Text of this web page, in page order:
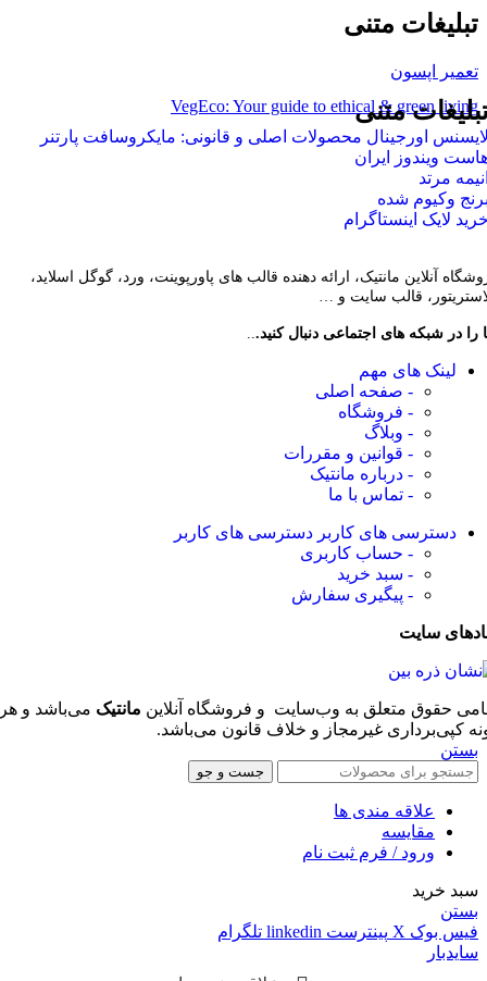
تبلیغات متنی
تعمیر اپسون
VegEco: Your guide to ethical & green living
متنی
اورجینال محصولات اصلی و قانونی: مایکروسافت پارتنر
ویندوز ایران
مرتد
وکیوم شده
لایک اینستاگرام
آنلاین مانتیک، ارائه دهنده قالب های پاورپوینت، ورد، گوگل اسلاید،
قالب سایت و …
را در شبکه های اجتماعی دنبال کنید...
لینک های مهم
- صفحه اصلی
- فروشگاه
- وبلاگ
- قوانین و مقررات
- درباره مانتیک
- تماس با ما
دسترسی های کاربر دسترسی های کاربر
- حساب کاربری
- سبد خرید
- پیگیری سفارش
سایت
حقوق متعلق به وب‌سایت و فروشگاه‌ آنلاین مانتیک می‌باشد و هر
کپی‌برداری غیرمجاز و خلاف قانون می‌باشد.
بستن
جست و جو
علاقه مندی ها
مقایسه
ورود / فرم ثبت نام
سبد خرید
بستن
فیس بوک X پینترست linkedin تلگرام
سایدبار